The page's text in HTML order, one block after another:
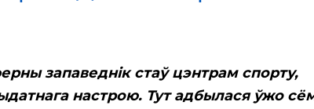
запаведнік стаў цэнтрам спорту,
настрою. Тут адбылася ўжо